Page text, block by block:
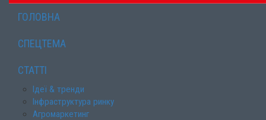
ГОЛОВНА
СПЕЦТЕМА
СТАТТІ
Ідеї & тренди
Інфраструктура ринку
Агромаркетинг